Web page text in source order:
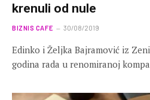
krenuli od nule
BIZNIS CAFE 30/08/2019
Edinko i Željka Bajramović iz
godina rada u renomiranoj